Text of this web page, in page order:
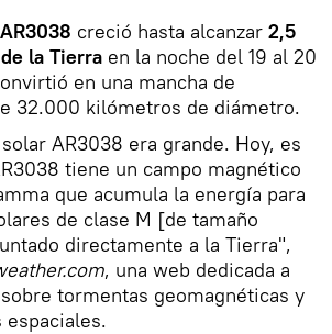
AR3038 creció hasta alcanzar 2,5
la Tierra en la noche del 19 al 20
en una mancha de
32.000 kilómetros de diámetro.
AR3038 era grande. Hoy, es
tiene un campo magnético
que acumula la energía para
de clase M [de tamaño
directamente a la Tierra",
, una web dedicada a
tormentas geomagnéticas y